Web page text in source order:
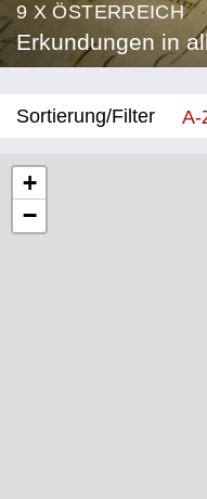
9 X ÖSTERREICH
Erkundungen in
Sortierung/Filter
A-
+
−